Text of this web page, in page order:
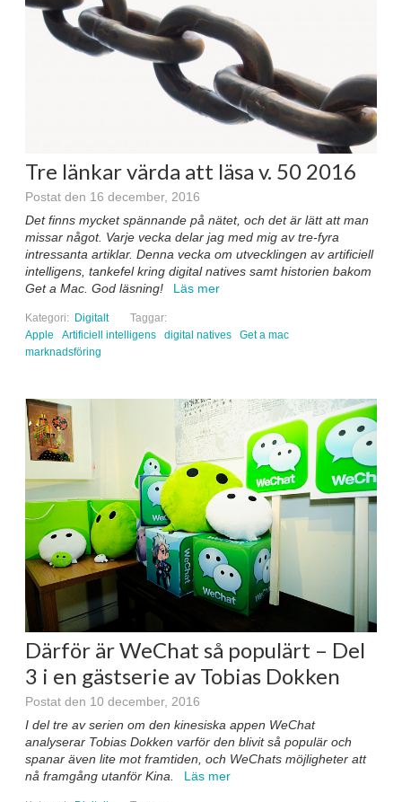
Tre länkar värda att läsa v. 50 2016
Postat den 16 december, 2016
Det finns mycket spännande på nätet, och det är lätt att man
missar något. Varje vecka delar jag med mig av tre-fyra
intressanta artiklar. Denna vecka om utvecklingen av artificiell
intelligens, tankefel kring digital natives samt historien bakom
Get a Mac. God läsning!
Läs mer
Kategori: Digitalt
Taggar:
Apple
Artificiell intelligens digital natives
Get a mac
marknadsföring
Därför är WeChat så populärt – Del
3 i en gästserie av Tobias Dokken
Postat den 10 december, 2016
I del tre av serien om den kinesiska appen WeChat
analyserar Tobias Dokken varför den blivit så populär och
spanar även lite mot framtiden, och WeChats möjligheter att
nå framgång utanför Kina.
Läs mer